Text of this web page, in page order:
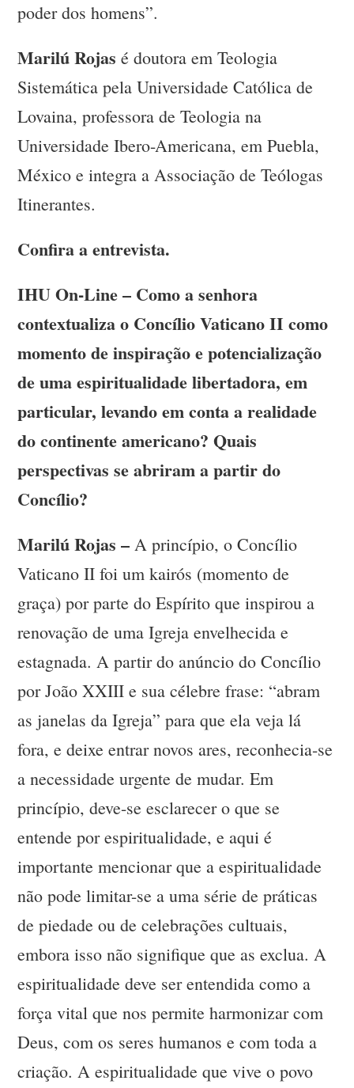
poder dos homens”.
Marilú Rojas é doutora em Teologia
Sistemática pela Universidade Católica de
Lovaina, professora de Teologia na
Universidade Ibero-Americana, em Puebla,
México e integra a Associação de Teólogas
Itinerantes.
Confira a entrevista.
IHU On-Line – Como a senhora
contextualiza o Concílio Vaticano II como
momento de inspiração e potencialização
de uma espiritualidade libertadora, em
particular, levando em conta a realidade
do continente americano? Quais
perspectivas se abriram a partir do
Concílio?
Marilú Rojas – A princípio, o Concílio
Vaticano II foi um kairós (momento de
graça) por parte do Espírito que inspirou a
renovação de uma Igreja envelhecida e
estagnada. A partir do anúncio do Concílio
por João XXIII e sua célebre frase: “abram
as janelas da Igreja” para que ela veja lá
fora, e deixe entrar novos ares, reconhecia-se
a necessidade urgente de mudar. Em
princípio, deve-se esclarecer o que se
entende por espiritualidade, e aqui é
importante mencionar que a espiritualidade
não pode limitar-se a uma série de práticas
de piedade ou de celebrações cultuais,
embora isso não signifique que as exclua. A
espiritualidade deve ser entendida como a
força vital que nos permite harmonizar com
Deus, com os seres humanos e com toda a
criação. A espiritualidade que vive o povo